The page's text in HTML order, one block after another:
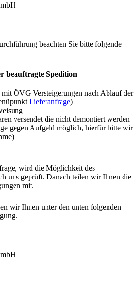
beachten Sie bitte folgende
beauftragte Spedition
ÖVG Versteigerungen nach Ablauf der
Lieferanfrage)
versendet die nicht demontiert werden
gegen Aufgeld möglich, hierfür bitte wir
wird die Möglichkeit des
uns geprüft. Danach teilen wir Ihnen die
mit.
wir Ihnen unter den unten folgenden